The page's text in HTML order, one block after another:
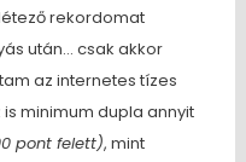
rekordomat
után… csak akkor
az internetes tízes
minimum dupla annyit
pont felett), mint